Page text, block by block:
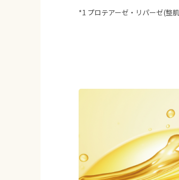
*1 プロテアーゼ・リパーゼ(整